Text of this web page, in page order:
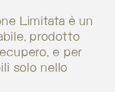
Limitata è un
prodotto
e per
solo nello